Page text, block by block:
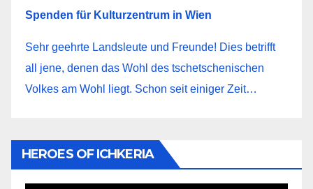
Spenden für Kulturzentrum in Wien
Sehr geehrte Landsleute und Freunde! Dies betrifft
all jene, denen das Wohl des tschetschenischen
Volkes am Wohl liegt. Schon seit einiger Zeit…
HEROES OF ICHKERIA